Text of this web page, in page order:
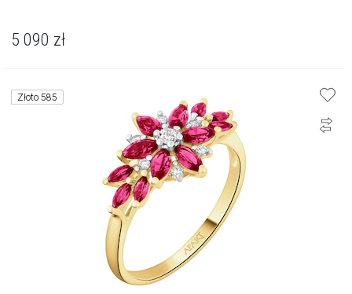
5 090 zł
Złoto 585